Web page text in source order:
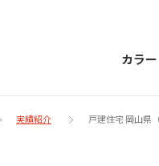
カラー
実績紹介 戸建住宅 岡山県